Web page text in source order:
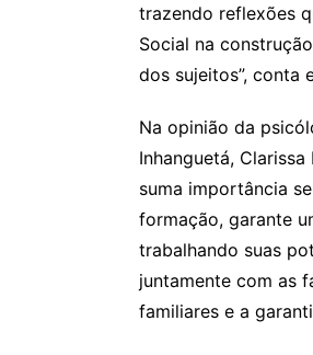
trazendo reflexões
Social na
dos sujeitos”, conta
Na opinião da
Inhanguetá,
suma importância
formação, garante
trabalhando suas
juntamente com as
familiares e a